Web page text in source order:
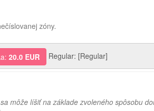
zóny.
20.0 EUR Regular: [Regular]
môže líšiť na základe zvoleného spôsobu